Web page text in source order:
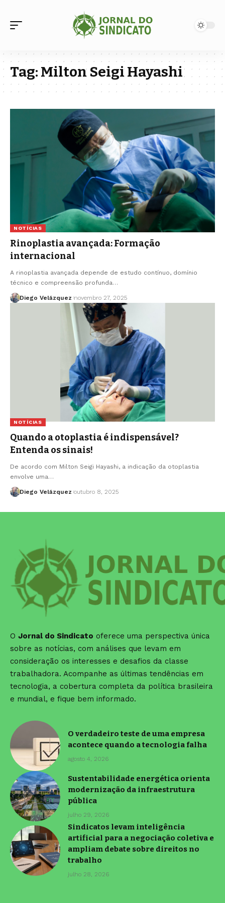
Tag:Milton Seigi Hayashi
NOTÍCIAS
Rinoplastia avançada: Formação
internacional
A rinoplastia avançada depende de estudo contínuo, domínio
técnico e compreensão profunda…
Diego Velázquez novembro 27, 2025
NOTÍCIAS
Quando a otoplastia é indispensável?
Entenda os sinais!
De acordo com Milton Seigi Hayashi, a indicação da otoplastia
envolve uma…
Diego Velázquez outubro 8, 2025
O Jornal do Sindicato oferece uma perspectiva única
sobre as notícias, com análises que levam em
consideração os interesses e desafios da classe
trabalhadora. Acompanhe as últimas tendências em
tecnologia, a cobertura completa da política brasileira
e mundial, e fique bem informado.
O verdadeiro teste de uma empresa
acontece quando a tecnologia falha
agosto 4, 2026
Sustentabilidade energética orienta
modernização da infraestrutura
pública
julho 29, 2026
Sindicatos levam inteligência
artificial para a negociação coletiva e
ampliam debate sobre direitos no
trabalho
julho 28, 2026